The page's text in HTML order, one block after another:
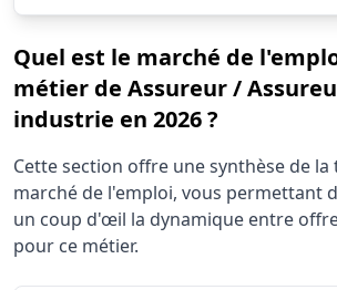
Quel est le marché de
métier de Assureur /
industrie en 2026 ?
Statistiques recrutement Assureur /
Indicateur
Demandeurs d'emploi (12 mois)
Offres publiées (12 mois)
Cette section offre une synthèse de
marché de l'emploi, vous permettant
un coup d'œil la dynamique entre
pour ce métier.